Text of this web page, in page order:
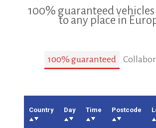
100% guaranteed vehicles
to any place in
100% guaranteed
Country Day Time Postcode